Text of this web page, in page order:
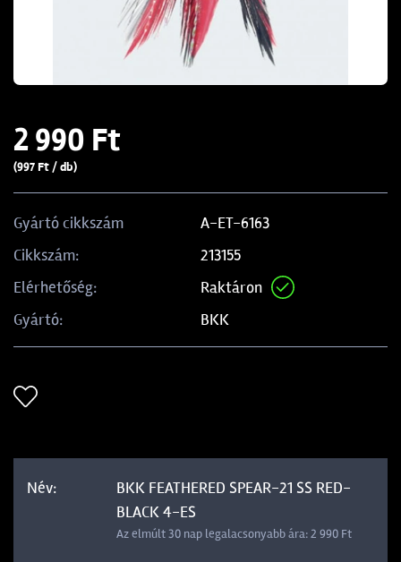
2 990 Ft
(997 Ft / db)
Gyártó cikkszám
A-ET-6163
Cikkszám:
213155
Elérhetőség:
Raktáron
Gyártó:
BKK
BKK FEATHERED SPEAR-21 SS RED-
BLACK 4-ES
Az elmúlt 30 nap legalacsonyabb ára: 2 990 Ft